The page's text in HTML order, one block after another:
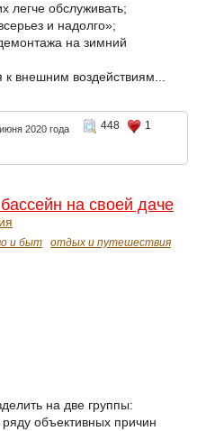
легче обслуживать;
и надолго»;
на зимний
внешним воздействиям...
2020 года 448
1
на своей даче
и быт отдых и путешествия
на две группы:
объективных причин